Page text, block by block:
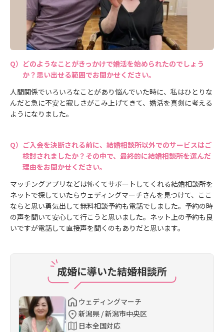
どのようなことがきっかけで婚活を始められたのでしょう
か？思い出せる範囲でお聞かせください。
人間関係でいろいろなことがあり悩んでいた時に、私はひとりな
んだと急に不安と寂しさがこみ上げてきて、婚活を真剣に考える
ようになりました。
ご入会を決断される前に、結婚相談所以外でのサービスはご
検討されましたか？その中で、最終的に結婚相談所を選んだ
理由をお聞かせください。
マッチングアプリなどは怖くてサポートしてくれる結婚相談所を
ネットで探していたらウェディングマーチさんを見つけて、ここ
ならと思い勇気出して無料相談予約も電話でしました。予約の時
の声を聞いて安心して行こうと思いました。ネット上の予約も良
いですが電話して直接声を聞くのもありだと思います。
成婚に導いた結婚相談所
ウェディングマーチ
新潟県 / 新潟市中央区
日本全国対応